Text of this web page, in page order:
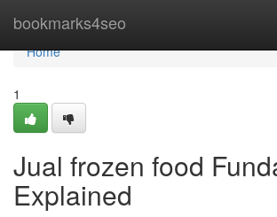
bookmarks4seo
Home
Home
1
Jual frozen food
Explained